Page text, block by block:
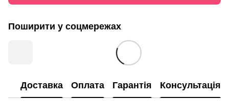
Поширити у соцмережах
Доставка Оплата Гарантія Консультація